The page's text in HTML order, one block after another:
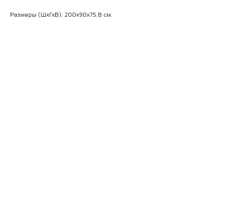
Размеры (ШхГхВ): 200x90x75.8 см.